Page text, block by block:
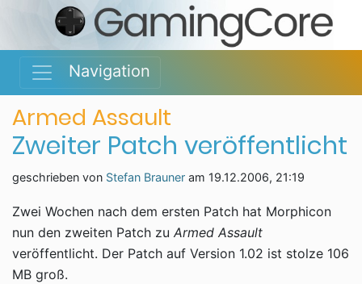
Navigation
Armed Assault
Zweiter Patch veröffentlicht
geschrieben von Stefan Brauner am 19.12.2006, 21:19
Zwei Wochen nach dem ersten Patch hat Morphicon
nun den zweiten Patch zu Armed Assault
veröffentlicht. Der Patch auf Version 1.02 ist stolze 106
MB groß.